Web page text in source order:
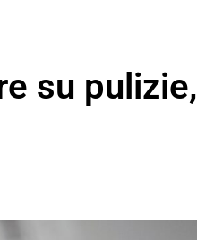
su pulizie,